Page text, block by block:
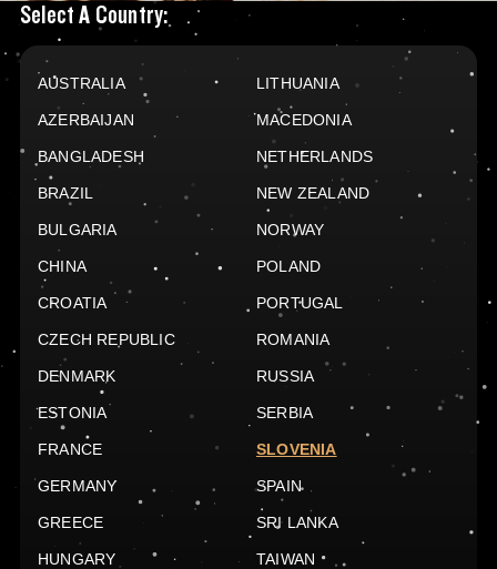
Select A Country:
AUSTRALIA
AZERBAIJAN
BANGLADESH
BRAZIL
BULGARIA
CHINA
CROATIA
CZECH REPUBLIC
DENMARK
ESTONIA
FRANCE
GERMANY
GREECE
HUNGARY
LITHUANIA
MACEDONIA
NETHERLANDS
NEW ZEALAND
NORWAY
POLAND
PORTUGAL
ROMANIA
RUSSIA
SERBIA
SLOVENIA
SPAIN
SRI LANKA
TAIWAN